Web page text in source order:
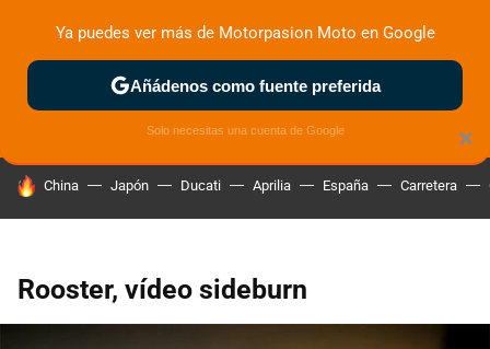
ZONA DE PRUEBAS DEPORTIVAS MOTOS ELÉCTRICAS
HOY SE HABLA DE
China Japón Ducati Aprilia España Carretera
Rooster, vídeo sideburn
×
Ya puedes ver más de Motorpasion Moto en Google
Añádenos como fuente preferida
Solo necesitas una cuenta de Google